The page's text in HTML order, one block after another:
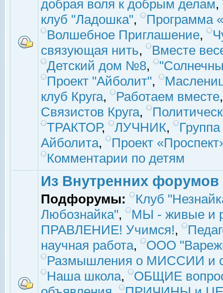
добрая воля к добрым делам,
клуб "Ладошка",
Программа
Волшебное Приглашение,
связующая нить,
Вместе
Детский дом №8,
Проект "Айболит",
клуб Круга, Работаем вместе
Связистов Круга,
ТРАКТОР, ЛУЧНИК,
Айболита,
Проект
Комментарии по детям
Из Внутренних форумов
Подфорумы:
Клуб
Любознайка",
МЫ - живые и
ПРАВЛЕНИЕ! Учимся!,
научная работа,
ООО
Размышления о МИССИИ и
Наша школа,
ОБЩИЕ